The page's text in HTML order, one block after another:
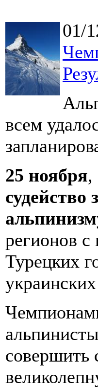
01/
всем
25 ноября,
регионов
Турецких
совершить